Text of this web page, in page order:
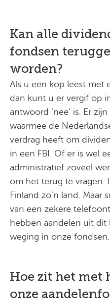
Kan alle
fondsen
worden?
Als u een kop leest met
dan kunt u er vergif op
antwoord ‘nee’ is. Er
waarmee de
verdrag heeft om
in een FBI. Of er is wel
administratief zoveel
om het terug te vragen.
Finland zo’n land. Maar
van een zekere
hebben aandelen uit dit
weging in onze fondsen.
Hoe zit het met
onze